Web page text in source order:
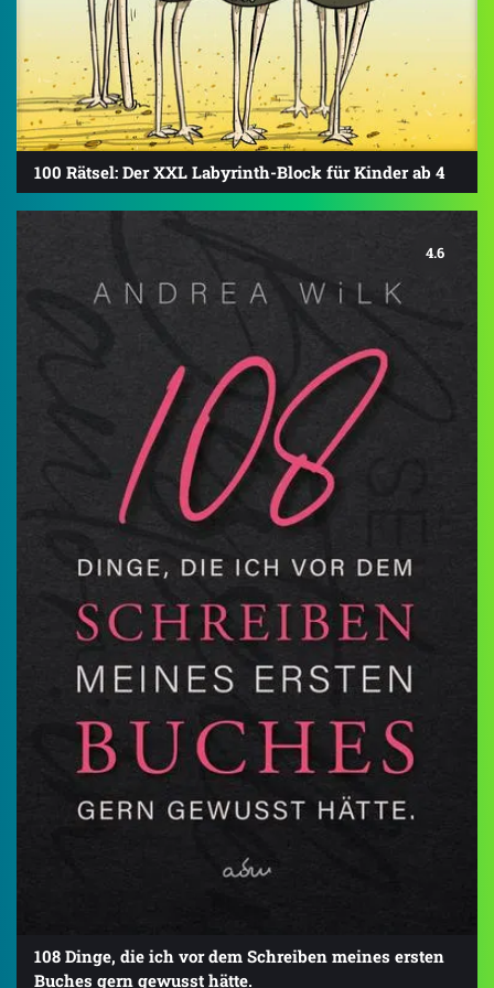
100 Rätsel: Der XXL Labyrinth-Block für Kinder ab 4
4.6
108 Dinge, die ich vor dem Schreiben meines ersten
Buches gern gewusst hätte.